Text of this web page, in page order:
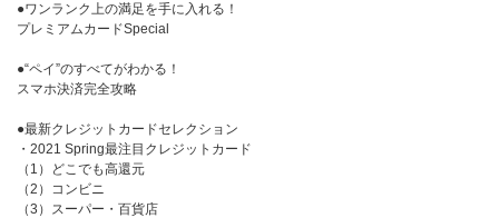
●ワンランク上の満足を手に入れる！
プレミアムカードSpecial
●“ペイ”のすべてがわかる！
スマホ決済完全攻略
●最新クレジットカードセレクション
・2021 Spring最注目クレジットカード
（1）どこでも高還元
（2）コンビニ
（3）スーパー・百貨店